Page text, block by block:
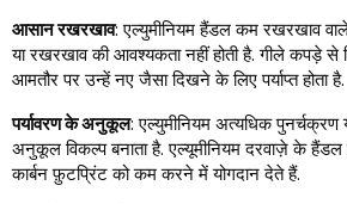
आसान रखरखाव: एल्युमीनियम हैंडल कम रखरखाव
या रखरखाव की आवश्यकता नहीं होती है. गीले कपड़े से
आमतौर पर उन्हें नए जैसा दिखने के लिए पर्याप्त होता है.
पर्यावरण के अनुकूल: एल्युमीनियम अत्यधिक पुनर्चक्रण
अनुकूल विकल्प बनाता है. एल्यूमीनियम दरवाज़े के
कार्बन फ़ुटप्रिंट को कम करने में योगदान देते हैं.